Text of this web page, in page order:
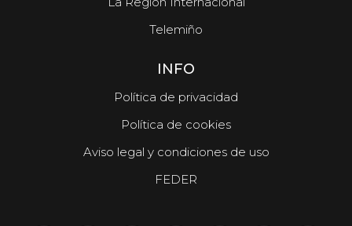
Telemiño
INFO
Política de privacidad
Política de cookies
Aviso legal y condiciones de uso
FEDER